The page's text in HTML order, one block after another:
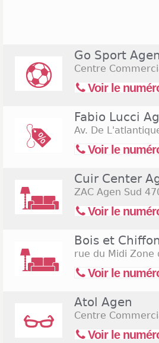
commerciale ne sont pas
ouvertures
fin d'année ou des soldes.
Go Sport Agen
Centre
Voir le
Fabio Lucci
Av. De
Voir le
Cuir Center
ZAC Agen Sud
Voir le
Bois et
rue du Midi Zone
Voir le
Atol Agen
Centre
Voir le